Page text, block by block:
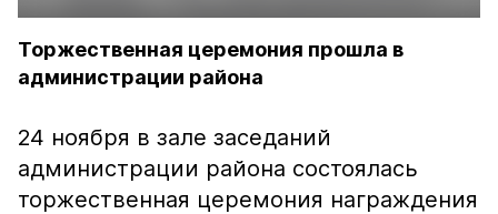
Торжественная церемония прошла в
администрации района
24 ноября в зале заседаний
администрации района состоялась
торжественная церемония награждения